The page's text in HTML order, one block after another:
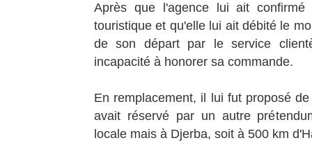
Après que l'agence lui ait
touristique et qu'elle lui ait débité le
de son départ par le service
incapacité à honorer sa commande.
En remplacement, il lui fut proposé
avait réservé par un autre
locale mais à Djerba, soit à 500 km